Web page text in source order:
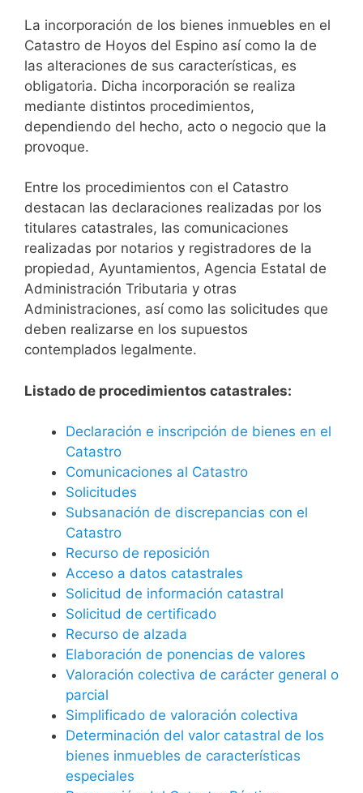
La incorporación de los bienes inmuebles en el
Catastro de Hoyos del Espino así como la de
las alteraciones de sus características, es
obligatoria. Dicha incorporación se realiza
mediante distintos procedimientos,
dependiendo del hecho, acto o negocio que la
provoque.
Entre los procedimientos con el Catastro
destacan las declaraciones realizadas por los
titulares catastrales, las comunicaciones
realizadas por notarios y registradores de la
propiedad, Ayuntamientos, Agencia Estatal de
Administración Tributaria y otras
Administraciones, así como las solicitudes que
deben realizarse en los supuestos
contemplados legalmente.
Listado de procedimientos catastrales:
Declaración e inscripción de bienes en el
Catastro
Comunicaciones al Catastro
Solicitudes
Subsanación de discrepancias con el
Catastro
Recurso de reposición
Acceso a datos catastrales
Solicitud de información catastral
Solicitud de certificado
Recurso de alzada
Elaboración de ponencias de valores
Valoración colectiva de carácter general o
parcial
Simplificado de valoración colectiva
Determinación del valor catastral de los
bienes inmuebles de características
especiales